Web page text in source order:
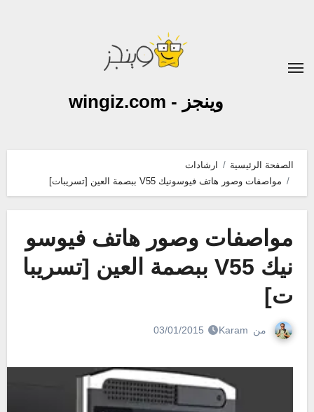
وينجز - wingiz.com
الصفحة الرئيسية
ارشادات
مواصفات وصور هاتف فيوسونيك V55 ببصمة العين [تسريبات]
مواصفات وصور هاتف فيوسو
نيك V55 ببصمة العين [تسريبا
ت]
من Karam
03/01/2015